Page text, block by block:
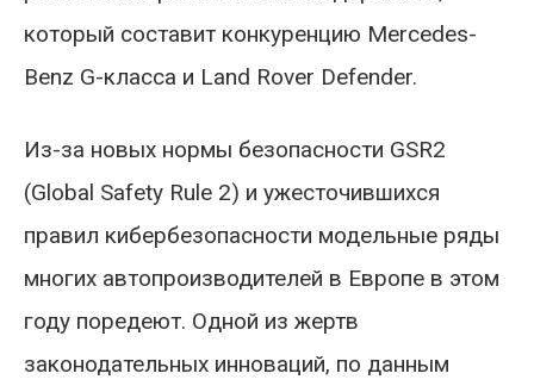
который составит конкуренцию Mercedes-
Benz G-класса и Land Rover Defender.
Из-за новых нормы безопасности GSR2
(Global Safety Rule 2) и ужесточившихся
правил кибербезопасности модельные ряды
многих автопроизводителей в Европе в этом
году поредеют. Одной из жертв
законодательных инноваций, по данным